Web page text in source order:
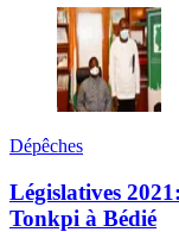
Dépêches
Législatives
Tonkpi à Bédié